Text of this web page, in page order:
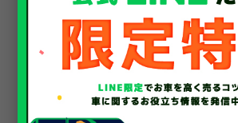
車買取・中古車査定